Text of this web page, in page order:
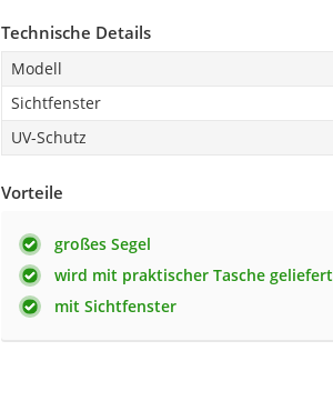
Technische Details
Modell
Sichtfenster
UV-Schutz
Vorteile
großes Segel
wird mit praktischer Tasche geliefert
mit Sichtfenster